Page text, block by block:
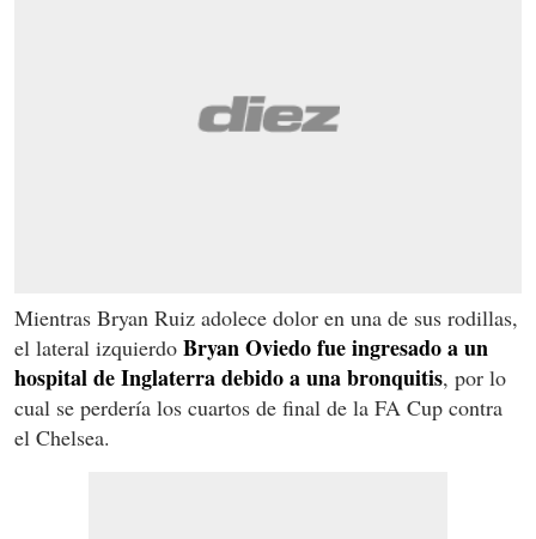
Mientras Bryan Ruiz adolece dolor en una de sus rodillas,
el lateral izquierdo Bryan Oviedo fue ingresado a un
hospital de Inglaterra debido a una bronquitis, por lo
cual se perdería los cuartos de final de la FA Cup contra
el Chelsea.